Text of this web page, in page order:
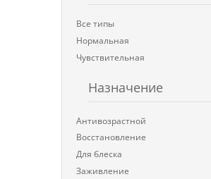
Все типы
Нормальная
Чувствительная
Назначение
Антивозрастной
Восстановление
Для блеска
Заживление